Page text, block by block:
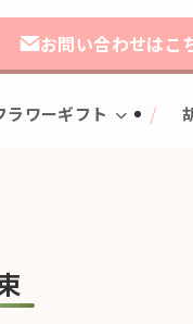
ラワーギフト
お問い合わせはこ